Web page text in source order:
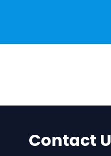
Contact